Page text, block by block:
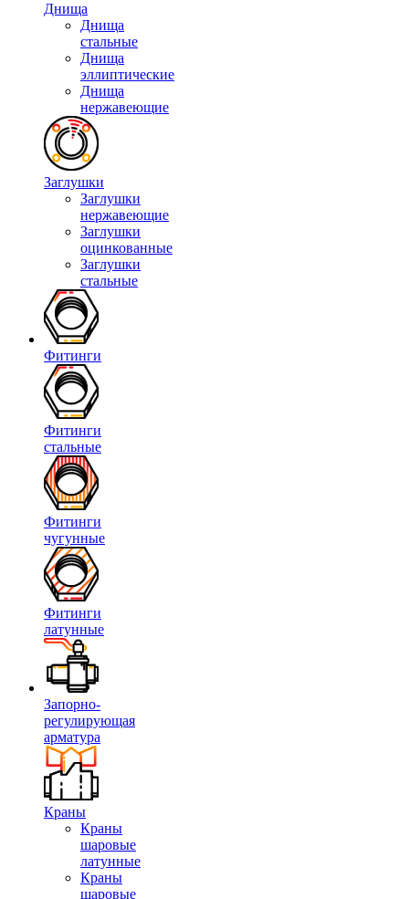
Днища
Днища
стальные
Днища
эллиптические
Днища
нержавеющие
Заглушки
Заглушки
нержавеющие
Заглушки
оцинкованные
Заглушки
стальные
Фитинги
Фитинги
стальные
Фитинги
чугунные
Фитинги
латунные
Запорно-
регулирующая
арматура
Краны
Краны
шаровые
латунные
Краны
шаровые